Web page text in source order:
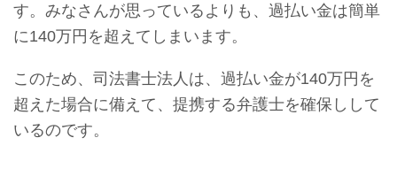
す。みなさんが思っているよりも、過払い金は簡単
に140万円を超えてしまいます。
このため、司法書士法人は、過払い金が140万円を
超えた場合に備えて、提携する弁護士を確保しして
いるのです。